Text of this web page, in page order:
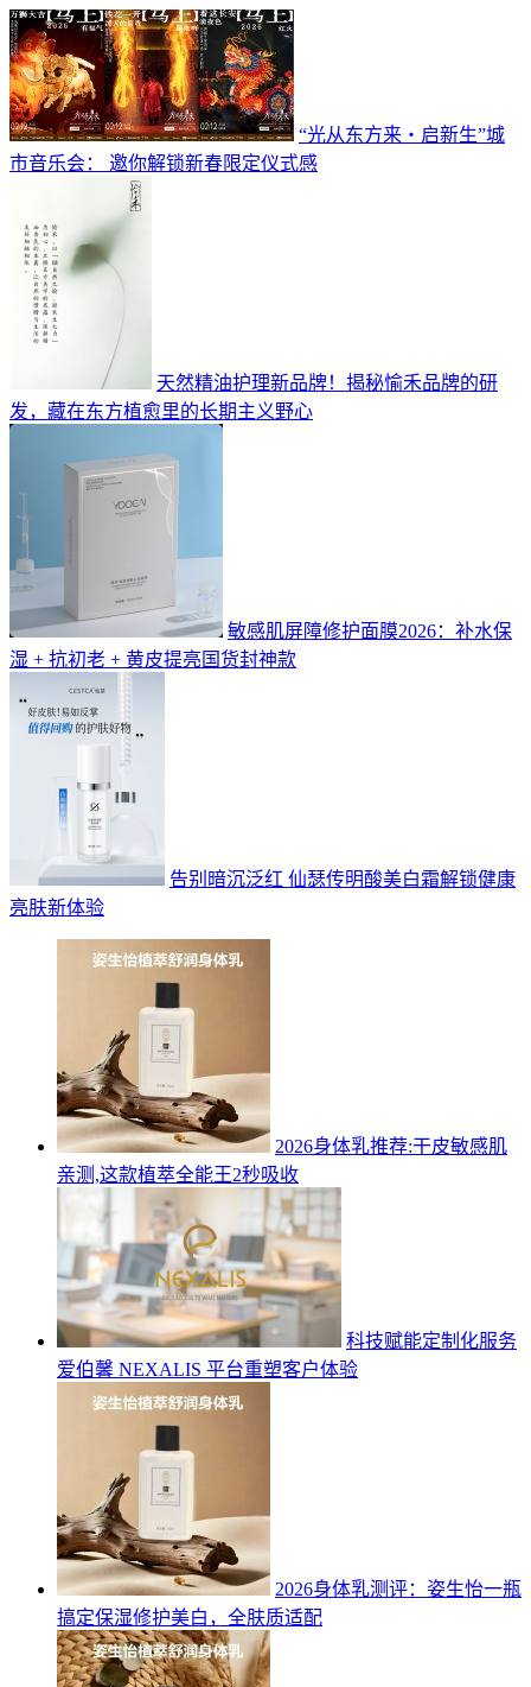
“光从东方来・启新生”城
市音乐会： 邀你解锁新春限定仪式感
天然精油护理新品牌！揭秘愉禾品牌的研
发，藏在东方植愈里的长期主义野心
敏感肌屏障修护面膜2026：补水保
湿 + 抗初老 + 黄皮提亮国货封神款
告别暗沉泛红 仙瑟传明酸美白霜解锁健康
亮肤新体验
2026身体乳推荐:干皮敏感肌
亲测,这款植萃全能王2秒吸收
科技赋能定制化服务
爱伯馨 NEXALIS 平台重塑客户体验
2026身体乳测评：姿生怡一瓶
搞定保湿修护美白，全肤质适配